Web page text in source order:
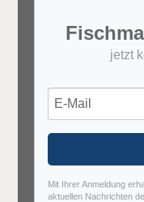
jetzt
Mit Ihrer Anmeldung
aktuellen Nachrichten